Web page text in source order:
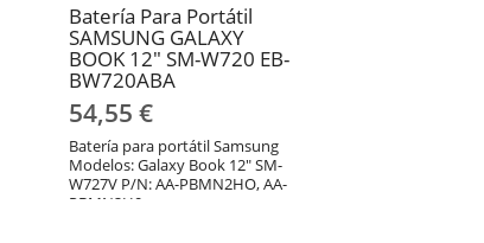
Batería Para Portátil
SAMSUNG GALAXY
BOOK 12" SM-W720 EB-
BW720ABA
54,55 €
Batería para portátil Samsung
Modelos: Galaxy Book 12" SM-
W727V P/N: AA-PBMN2HO, AA-
PBMN2H0